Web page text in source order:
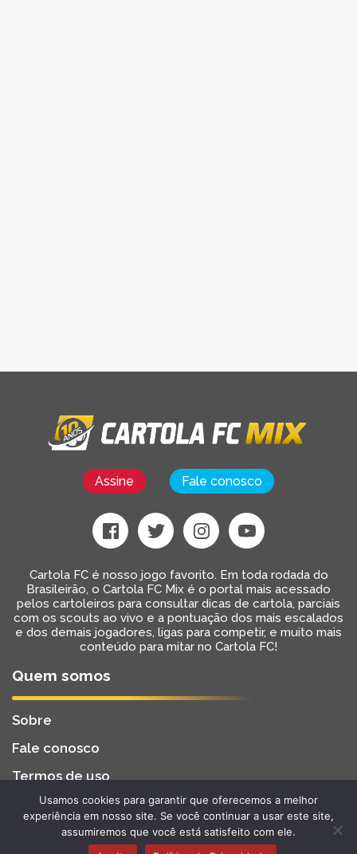
Assine Fale conosco
Cartola FC é nosso jogo favorito. Em toda rodada do
Brasileirão, o Cartola FC Mix é o portal mais acessado
pelos cartoleiros para consultar dicas de cartola, parciais
com os scouts ao vivo e a pontuação dos mais escalados
e dos demais jogadores, ligas para competir, e muito mais
conteúdo para mitar no Cartola FC!
Quem somos
Sobre
Fale conosco
Termos de uso
2022 - Todos os Direitos Reservados
Desenvolvido por BW2 Tecnologia
Usamos cookies para garantir que oferecemos a melhor
experiência em nosso site. Se você continuar a usar este site,
assumiremos que você está satisfeito com ele.